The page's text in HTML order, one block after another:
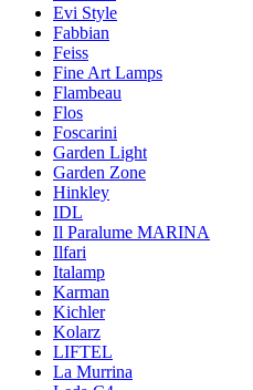
Evi Style
Fabbian
Feiss
Fine Art Lamps
Flambeau
Flos
Foscarini
Garden Light
Garden Zone
Hinkley
IDL
Il Paralume MARINA
Ilfari
Italamp
Karman
Kichler
Kolarz
LIFTEL
La Murrina